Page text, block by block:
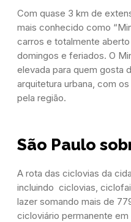
Com quase 3 km de
mais conhecido como
carros e totalmente
domingos e feriados. O
elevada para quem gosta
arquitetura urbana, com
pela região.
São Paulo
A rota das ciclovias da
incluindo ciclovias,
lazer somando mais de
cicloviário permanente em